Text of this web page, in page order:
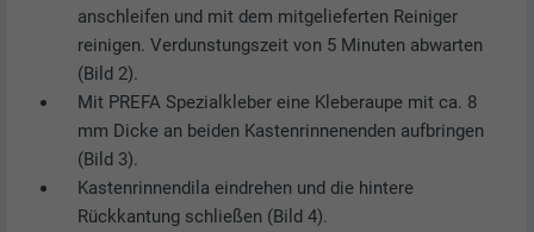
anschleifen und mit dem mitgelieferten Reiniger
reinigen. Verdunstungszeit von 5 Minuten abwarten
(Bild 2).
Mit PREFA Spezialkleber eine Kleberaupe mit ca. 8
mm Dicke an beiden Kastenrinnenenden aufbringen
(Bild 3).
Kastenrinnendila eindrehen und die hintere
Rückkantung schließen (Bild 4).